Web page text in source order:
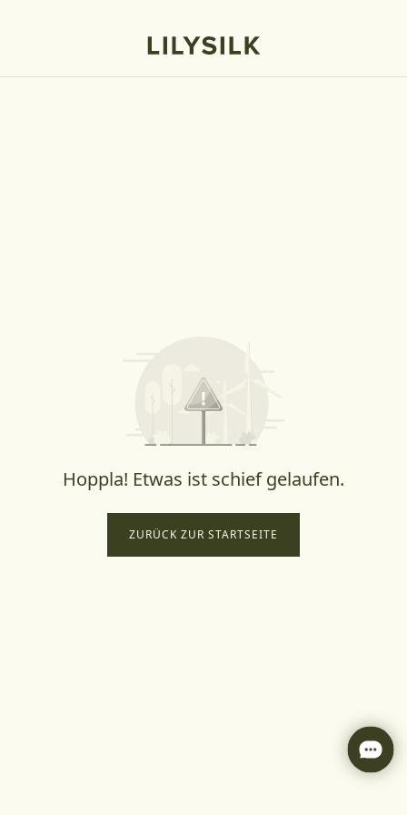
Hoppla! Etwas ist schief gelaufen.
ZURÜCK ZUR STARTSEITE